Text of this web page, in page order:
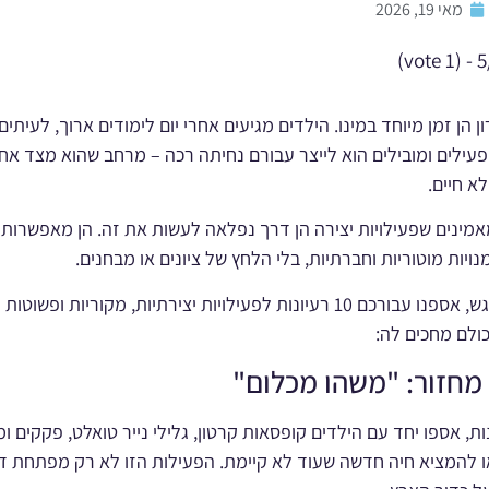
מאי 19, 2026
5/5
זמן מיוחד במינו. הילדים מגיעים אחרי יום לימודים ארוך,
ומובילים הוא לייצר עבורם נחיתה רכה – מרחב שהוא מצד
חיים.
שפעילויות יצירה הן דרך נפלאה לעשות את זה. הן
מוטוריות וחברתיות, בלי הלחץ של ציונים או מבחנים.
כדי לעזור לכם לחדש ולרגש, אספנו עבורכם 10 רעיונות לפעילויות
מחכים לה:
אספו יחד עם הילדים קופסאות קרטון, גלילי נייר טואלט,
להמציא חיה חדשה שעוד לא קיימת. הפעילות הזו לא רק מפתחת